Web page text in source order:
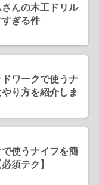
さんの木工ドリル
ぎる件
ドワークで使うナ
り方を紹介しま
使うナイフを簡
須テク】